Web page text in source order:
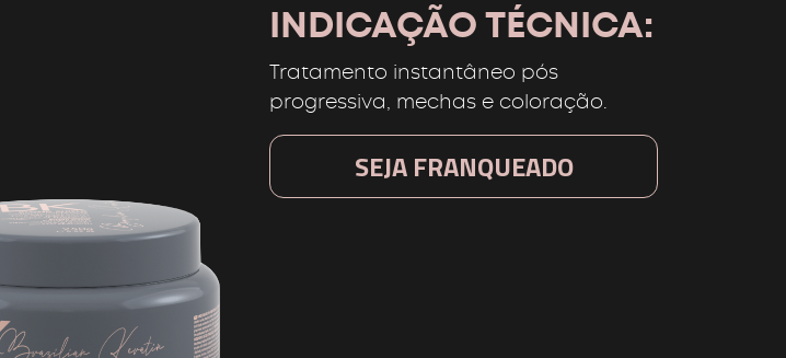
INDICAÇÃO TÉCNICA:
Tratamento instantâneo pós
progressiva, mechas e coloração.
SEJA FRANQUEADO